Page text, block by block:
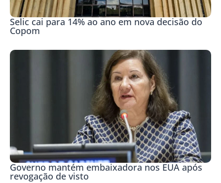
Selic cai para 14% ao ano em nova decisão do
Copom
Governo mantém embaixadora nos EUA após
revogação de visto